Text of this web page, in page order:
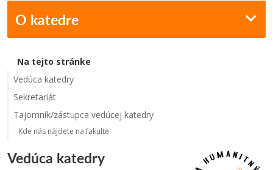
O katedre
Na tejto stránke
Vedúca katedry
Sekretariát
Tajomník/zástupca vedúcej katedry
Kde nás nájdete na fakulte
Vedúca katedry